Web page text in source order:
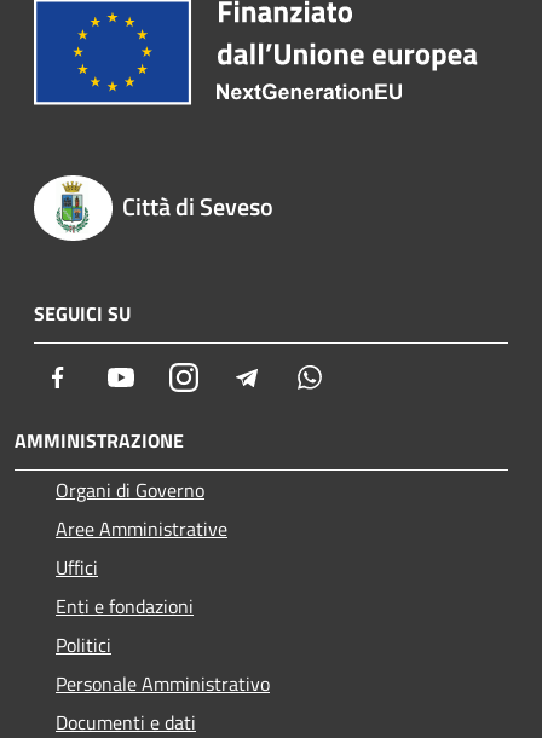
Città di Seveso
SEGUICI SU
Facebook YoutubeInstagram Telegram
AMMINISTRAZIONE
Organi di Governo
Aree Amministrative
Uffici
Enti e fondazioni
Politici
Personale Amministrativo
Documenti e dati